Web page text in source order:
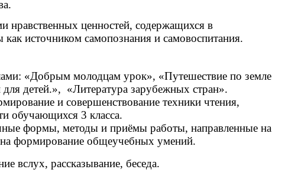
нравственных ценностей, содержащихся в
источником самопознания и самовоспитания.
«Добрым молодцам урок», «Путешествие по земле
детей.», «Литература зарубежных стран».
и совершенствование техники чтения,
обучающихся 3 класса.
формы, методы и приёмы работы, направленные на
на формирование общеучебных умений.
вслух, рассказывание, беседа.